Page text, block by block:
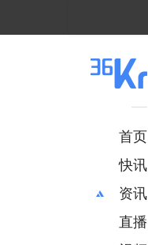
首页
快讯
资讯
推荐
财经
直播